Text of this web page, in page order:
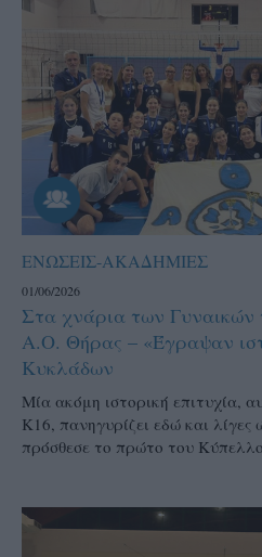
ΕΝΩΣΕΙΣ-ΑΚΑΔΗΜΙΕΣ
01/06/2026
Στα χνάρια των Γυναικών
Α.Ο. Θήρας – «Έγραψαν
Κυκλάδων
Μία ακόμη ιστορική επιτυχία,
Κ16, πανηγυρίζει εδώ και
πρόσθεσε το πρώτο του